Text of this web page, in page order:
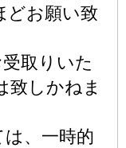
どお願い致
取りいた
致しかねま
、一時的